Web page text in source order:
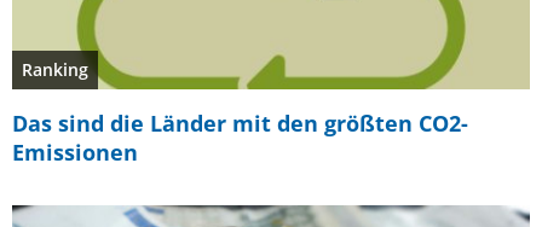
Ranking
Das sind die Länder mit den größten CO2-
Emissionen